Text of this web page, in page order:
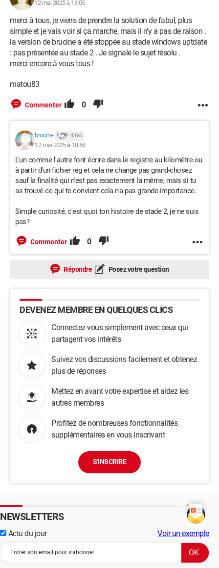
12 mai 2025 à 18:05
merci à tous, je viens de prendre la solution de fabul, plus
simple et je vais voir si ça marche, mais il n'y a pas de raison .
la version de brucine a été stoppée au stade windows uptdate
: pas présentée au stade 2 . Je signale le sujet résolu .
merci encore à vous tous !
matou83
Commenter 0
brucine 4 166
12 mai 2025 à 18:58
L'un comme l'autre font écrire dans le registre au kilomètre ou
à partir d'un fichier reg et cela ne change pas grand-chosez
sauf la finalité qui n'est pas exactement la même, mais si tu
as trouvé ce qui te convient cela n'a pas grande-importance.
Simple curiosité, c'est quoi ton histoire de stade 2, je ne suis
pas?
Commenter 0
Répondre Posez votre question
DEVENEZ MEMBRE EN QUELQUES CLICS
Connectez-vous simplement avec ceux qui
partagent vos intérêts
Suivez vos discussions facilement et obtenez
plus de réponses
Mettez en avant votre expertise et aidez les
autres membres
Profitez de nombreuses fonctionnalités
supplémentaires en vous inscrivant
S'INSCRIRE
NEWSLETTERS
Actu du jour Voir un exemple